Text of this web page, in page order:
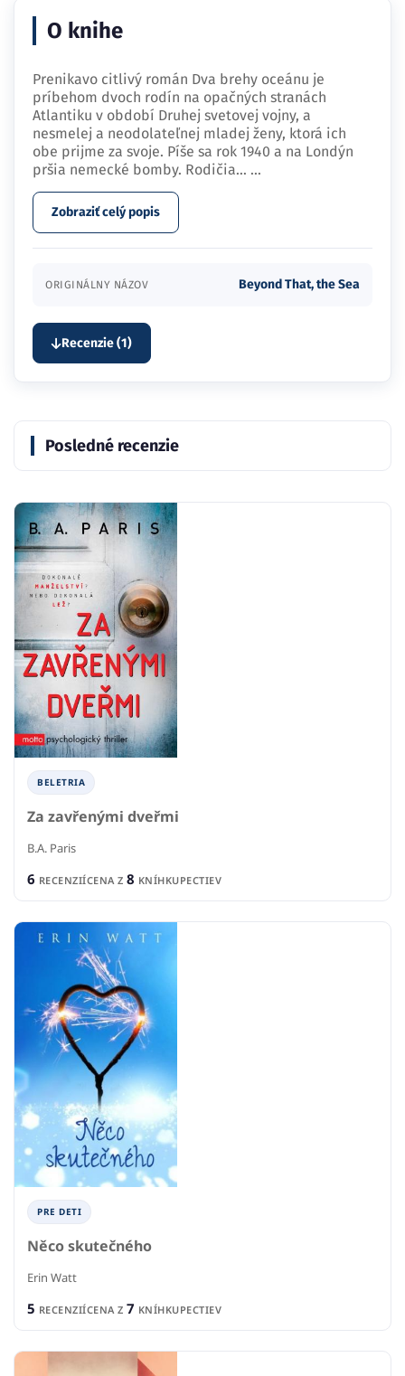
O knihe
Prenikavo citlivý román Dva brehy oceánu je
príbehom dvoch rodín na opačných stranách
Atlantiku v období Druhej svetovej vojny, a
nesmelej a neodolateľnej mladej ženy, ktorá ich
obe prijme za svoje. Píše sa rok 1940 a na Londýn
pršia nemecké bomby. Rodičia… ...
Zobraziť celý popis
ORIGINÁLNY NÁZOV Beyond That, the Sea
Recenzie (1)
Posledné recenzie
BELETRIA
Za zavřenými dveřmi
B.A. Paris
6 RECENZIÍCENA Z 8 KNÍHKUPECTIEV
PRE DETI
Něco skutečného
Erin Watt
5 RECENZIÍCENA Z 7 KNÍHKUPECTIEV